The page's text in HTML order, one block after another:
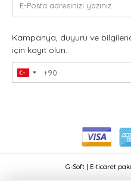
Kampanya, duyuru ve
için kayıt olun.
G-Soft | E-ticaret